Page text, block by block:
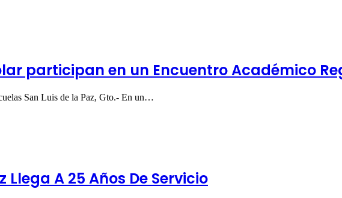
participan en un Encuentro Académico
San Luis de la Paz, Gto.- En un…
Llega A 25 Años De Servicio